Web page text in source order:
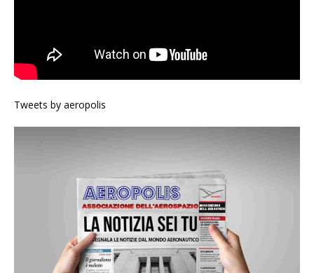
Tweets by aeropolis